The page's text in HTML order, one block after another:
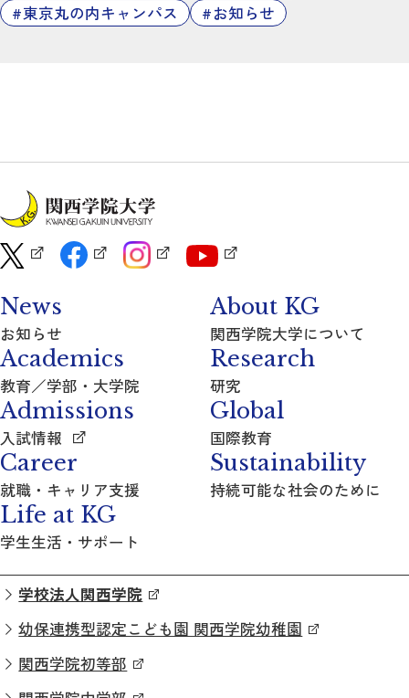
東京丸の内キャンパス
お知らせ
News
お知らせ
About KG
関西学院大学について
Academics
教育／学部・大学院
Research
研究
Admissions
入試情報
Global
国際教育
Career
就職・キャリア支援
Sustainability
持続可能な社会のために
Life at KG
学生生活・サポート
学校法人関西学院
幼保連携型認定こども園 関西学院幼稚園
関西学院初等部